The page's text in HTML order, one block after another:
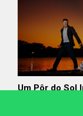
Um Pôr do Sol